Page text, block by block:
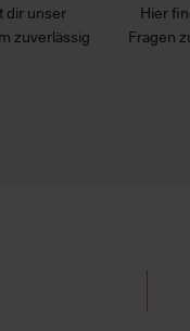
dir unser
zuverlässig
Hier
Fragen